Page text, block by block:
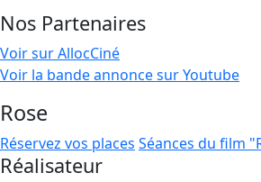
Nos Partenaires
Voir sur AllocCiné
Voir la bande annonce sur Youtube
Rose
Réservez vos places Séances du film
Réalisateur